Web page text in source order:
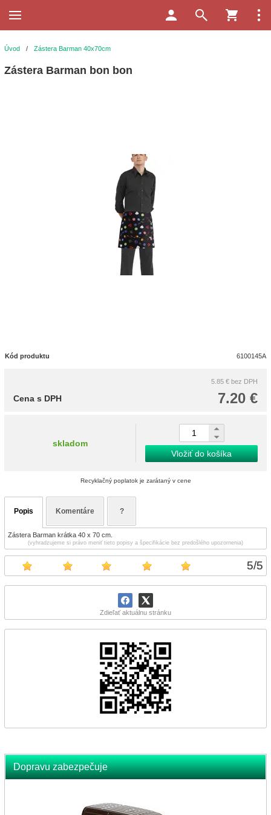
5/5
Zdieľať aktuálnu stránku
Dopravu zabezpečuje
Úvod / Zástera Barman 40x70cm
Zástera Barman bon bon
Kód produktu 6100145A
5.85 € bez DPH
7.20 €
Cena s DPH
skladom
Vložiť do košíka
Recyklačný poplatok je zarátaný v cene
Popis Komentáre ?
Zástera Barman krátka 40 x 70 cm.
(vyhradzujeme si právo meniť tieto popisy a špecifikácie bez predošlého upozornenia)